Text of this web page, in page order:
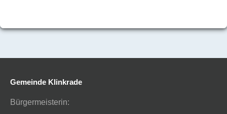
Gemeinde Klinkrade
Bürgermeisterin: